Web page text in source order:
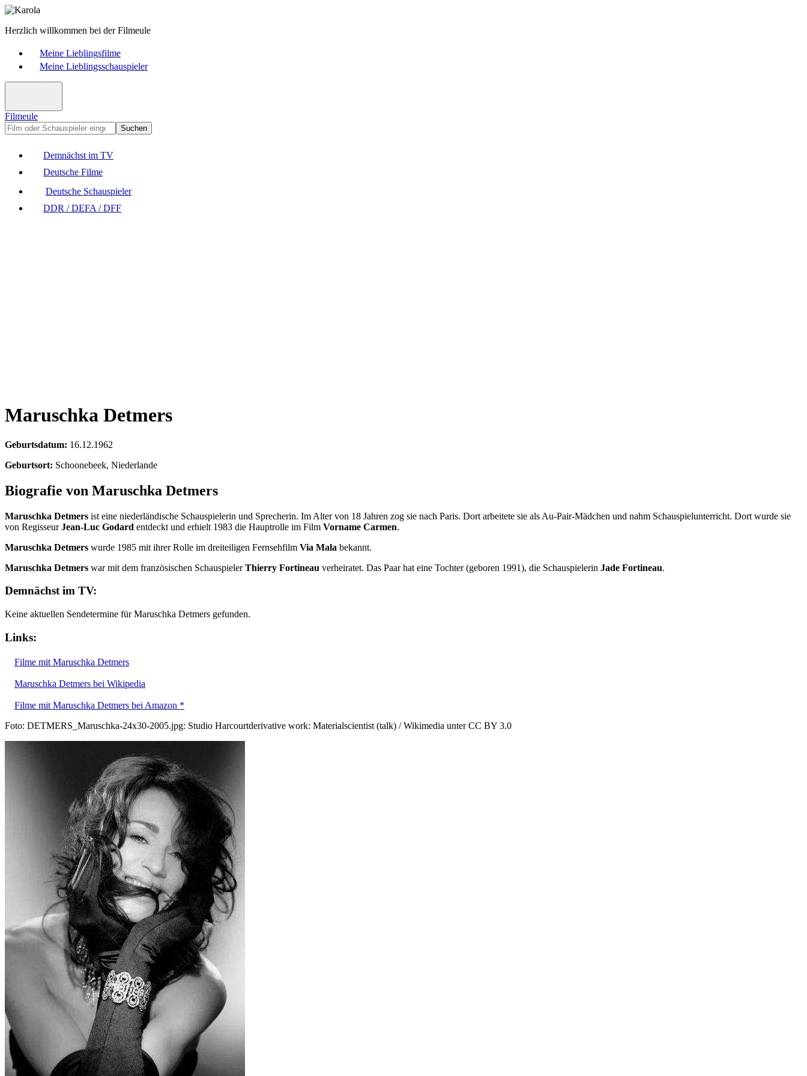
Herzlich willkommen bei der Filmeule
Meine Lieblingsfilme
Meine Lieblingsschauspieler
Filmeule
Suchen
Demnächst im TV
Deutsche Filme
Deutsche Schauspieler
DDR / DEFA / DFF
Maruschka Detmers
Geburtsdatum: 16.12.1962
Geburtsort: Schoonebeek, Niederlande
Biografie von Maruschka Detmers
Maruschka Detmers ist eine niederländische Schauspielerin und Sprecherin. Im Alter von 18 Jahren zog sie nach Paris. Dort arbeitete sie als Au-Pair-Mädchen und nahm Schauspielunterricht. Dort wurde sie
von RegisseurJean-Luc Godard entdeckt und erhielt 1983 die Hauptrolle im Film Vorname Carmen.
Maruschka Detmers wurde 1985 mit ihrer Rolle im dreiteiligen Fernsehfilm Via Mala bekannt.
Maruschka Detmers war mit dem französischen SchauspielerThierry Fortineau verheiratet. Das Paar hat eine Tochter (geboren 1991), die Schauspielerin Jade Fortineau.
Demnächst im TV:
Keine aktuellen Sendetermine für Maruschka Detmers gefunden.
Links:
Filme mit Maruschka Detmers
Maruschka Detmers bei Wikipedia
Filme mit Maruschka Detmers bei Amazon *
Foto: DETMERS_Maruschka-24x30-2005.jpg: Studio Harcourtderivative work: Materialscientist (talk) / Wikimedia unter CC BY 3.0